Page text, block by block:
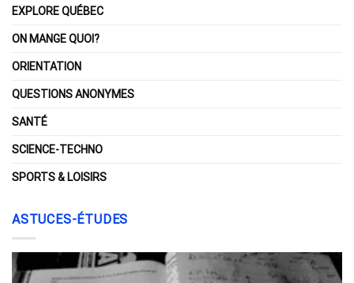
EXPLORE QUÉBEC
ON MANGE QUOI?
ORIENTATION
QUESTIONS ANONYMES
SANTÉ
SCIENCE-TECHNO
SPORTS & LOISIRS
ASTUCES-ÉTUDES